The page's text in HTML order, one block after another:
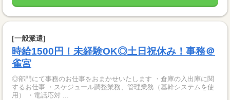
[一般派遣]
時給1500円！未経験OK◎土日祝休み！事務＠
雀宮
◎部門にて事務のお仕事をおまかせいたします ・倉庫の入出庫に関
するお仕事 ・スケジュール調整業務、管理業務（基幹システムを使
用） ・電話応対 ...